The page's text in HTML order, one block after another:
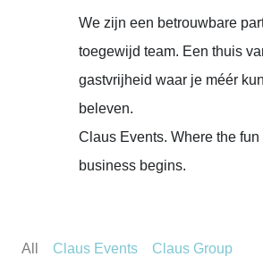
We zijn een betrouwbare
toegewijd team. Een thuis
gastvrijheid waar je méér
beleven.
Claus Events. Where the fun
business begins.
Type team member
All Claus Events Claus Group